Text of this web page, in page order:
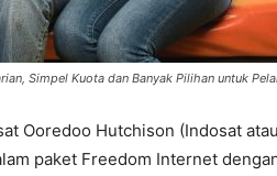
Simpel Kuota dan Banyak Pilihan untuk
Ooredoo Hutchison (Indosat
paket Freedom Internet